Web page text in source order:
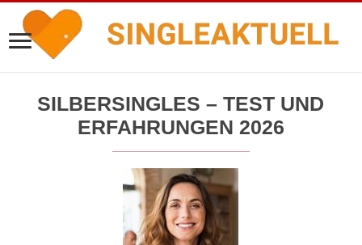
SILBERSINGLES – TEST UND
ERFAHRUNGEN 2026